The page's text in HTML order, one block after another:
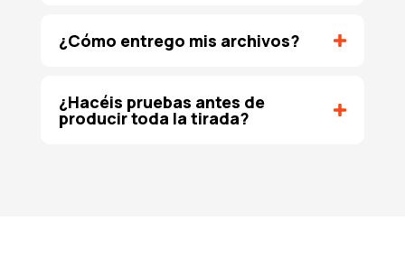
¿Cómo entrego mis archivos?
¿Hacéis pruebas antes de
producir toda la tirada?